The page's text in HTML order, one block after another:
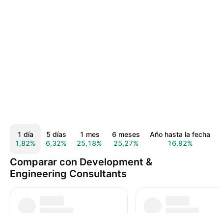
1 día
1,82%
5 días
6,32%
1 mes
25,18%
6 meses
25,27%
Año hasta la fecha
16,92%
Comparar con Development &
Engineering Consultants